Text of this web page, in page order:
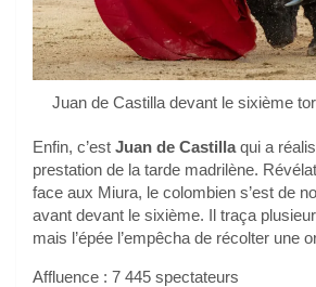
Juan de Castilla devant le sixième
Enfin, c’est Juan de Castillaqui a
prestation de la tarde madrilène.
face aux Miura, le colombien s’est de
avant devant le sixième. Il traça
mais l’épée l’empêcha de récolter une
Affluence : 7 445 spectateurs